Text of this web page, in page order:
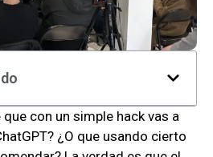
con un simple hack vas a
¿O que usando cierto